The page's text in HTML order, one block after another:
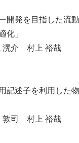
開発を目指した流
化」
介 村上 裕哉
記述子を利用した
司 村上 裕哉